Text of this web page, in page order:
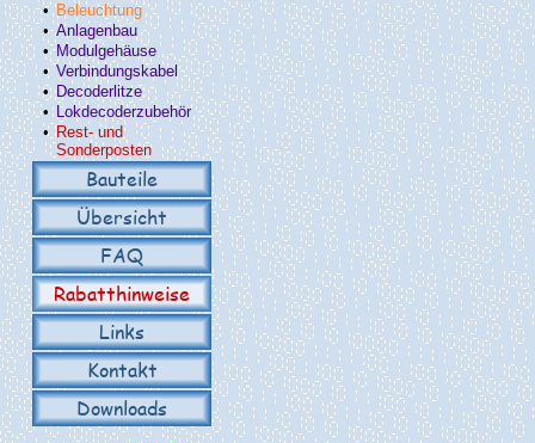
• Beleuchtung
•Anlagenbau
• Modulgehäuse
• Verbindungskabel
• Decoderlitze
• Lokdecoderzubehör
• Rest- und
Sonderposten
Bauteile
Übersicht
FAQ
Rabatthinweise
Links
Kontakt
Downloads